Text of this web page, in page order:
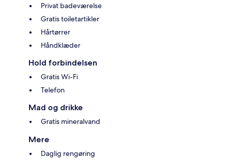
Privat badeværelse
Gratis toiletartikler
Hårtørrer
Håndklæder
Hold forbindelsen
Gratis Wi-Fi
Telefon
Mad og drikke
Gratis mineralvand
Mere
Daglig rengøring